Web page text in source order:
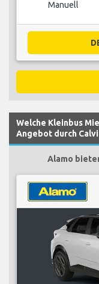
Manuell
Welche Kleinbus
Angebot durch
Alamo